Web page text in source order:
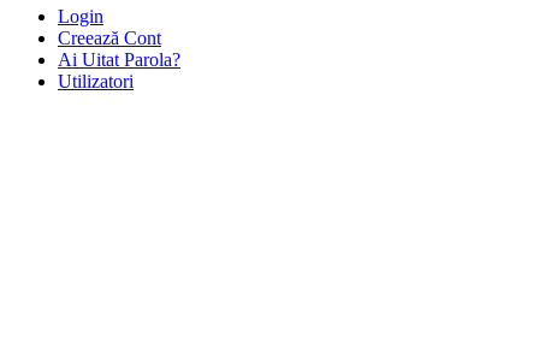
Login
Creează Cont
Ai Uitat Parola?
Utilizatori